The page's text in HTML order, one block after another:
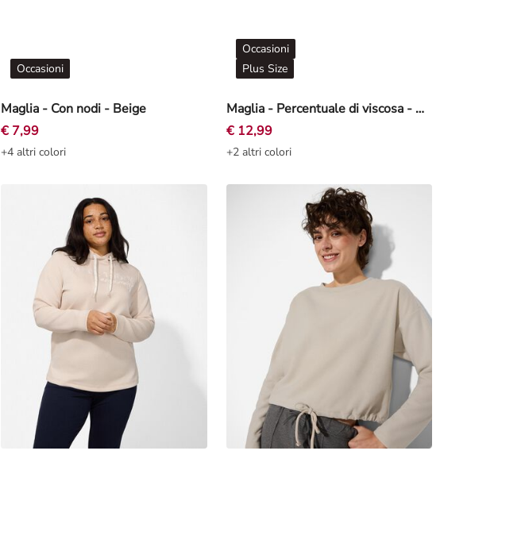
Maglia - Con nodi - Beige
Occasioni
€ 7,99
+4 altri colori
Maglia - Percentuale di viscosa - Beige
Occasioni
Plus Size
€ 12,99
+2 altri colori